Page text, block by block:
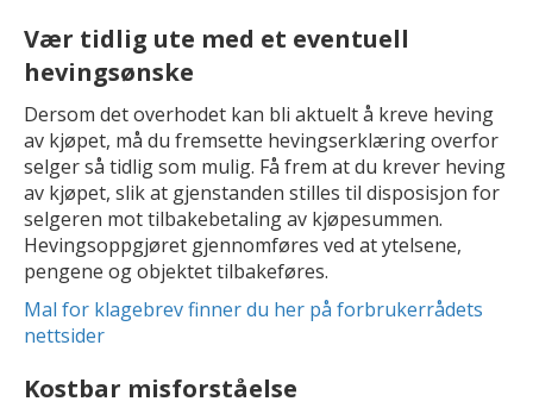
Vær tidlig ute med et eventuell
hevingsønske
Dersom det overhodet kan bli aktuelt å kreve heving
av kjøpet, må du fremsette hevingserklæring overfor
selger så tidlig som mulig. Få frem at du krever heving
av kjøpet, slik at gjenstanden stilles til disposisjon for
selgeren mot tilbakebetaling av kjøpesummen.
Hevingsoppgjøret gjennomføres ved at ytelsene,
pengene og objektet tilbakeføres.
Mal for klagebrev finner du her på forbrukerrådets
nettsider
Kostbar misforståelse